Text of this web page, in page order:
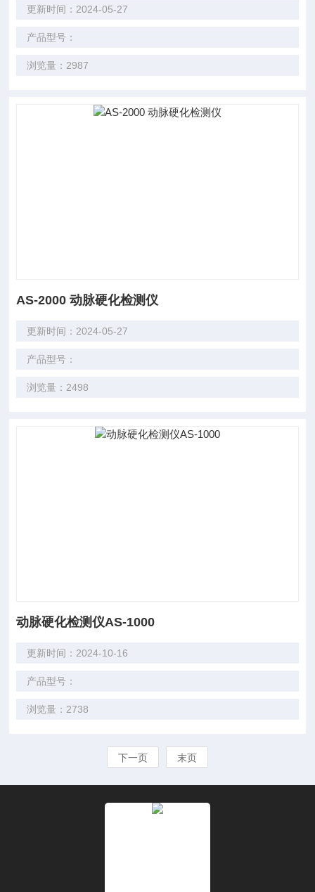
更新时间：2024-05-27
产品型号：
浏览量：2987
AS-2000 动脉硬化检测仪
更新时间：2024-05-27
产品型号：
浏览量：2498
动脉硬化检测仪AS-1000
更新时间：2024-10-16
产品型号：
浏览量：2738
下一页 末页